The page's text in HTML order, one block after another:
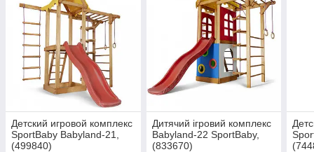
Детский игровой комплекс
SportBaby Babyland-21,
(499840)
Дитячий ігровий комплекс
Babyland-22 SportBaby,
(833670)